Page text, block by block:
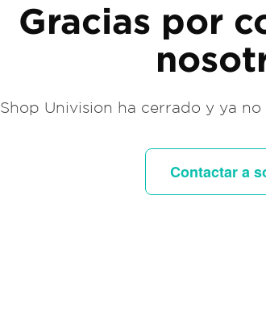
Gracias por
Shop Univision ha cerrado y ya
Contactar a